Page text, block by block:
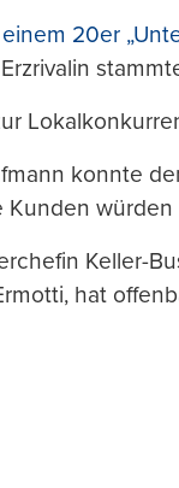
20er
konnte
Keller-
hat